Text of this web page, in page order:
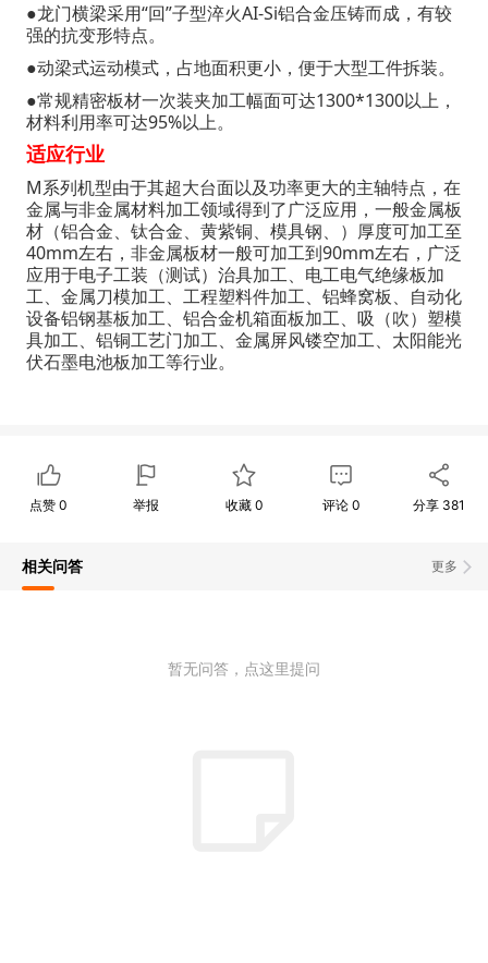
●龙门横梁采用“回”子型淬火AI-Si铝合金压铸而成，有较
强的抗变形特点。
●动梁式运动模式，占地面积更小，便于大型工件拆装。
●常规精密板材一次装夹加工幅面可达1300*1300以上，
材料利用率可达95%以上。
适应行业
M系列机型由于其超大台面以及功率更大的主轴特点，在
金属与非金属材料加工领域得到了广泛应用，一般金属板
材（铝合金、钛合金、黄紫铜、模具钢、）厚度可加工至
40mm左右，非金属板材一般可加工到90mm左右，广泛
应用于电子工装（测试）治具加工、电工电气绝缘板加
工、金属刀模加工、工程塑料件加工、铝蜂窝板、自动化
设备铝钢基板加工、铝合金机箱面板加工、吸（吹）塑模
具加工、铝铜工艺门加工、金属屏风镂空加工、太阳能光
伏石墨电池板加工等行业。
点赞0 举报 收藏 0 评论0 分享 381
更多
相关问答
暂无问答，点这里提问